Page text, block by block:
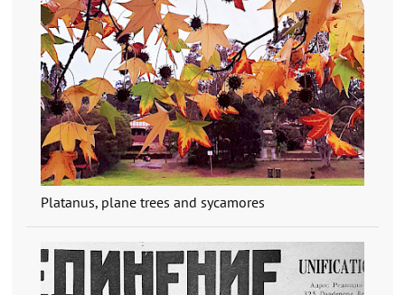
Platanus, plane trees and sycamores